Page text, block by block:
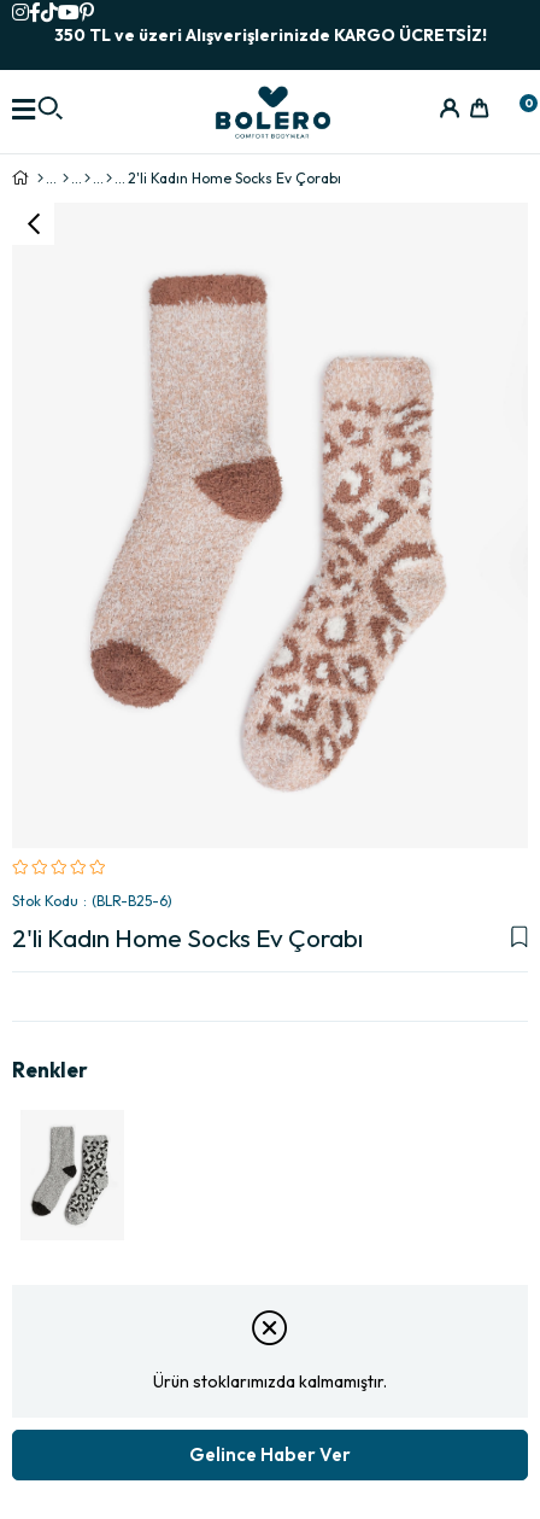
350 TL ve üzeri Alışverişlerinizde KARGO ÜCRETSİZ!
0
2'li Kadın Home Socks Ev Çorabı
Stok Kodu (BLR-B25-6)
2'li Kadın Home Socks Ev Çorabı
Ürün stoklarımızda kalmamıştır.
Gelince Haber Ver